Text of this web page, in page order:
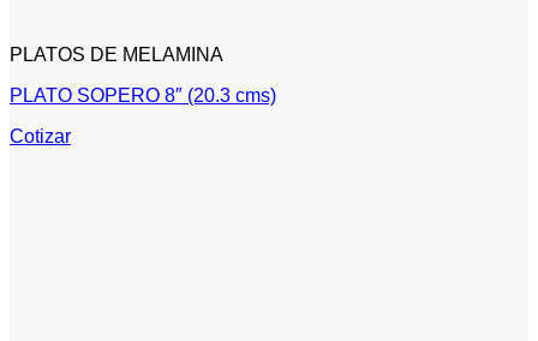
PLATOS DE MELAMINA
PLATO SOPERO 8″ (20.3 cms)
Cotizar